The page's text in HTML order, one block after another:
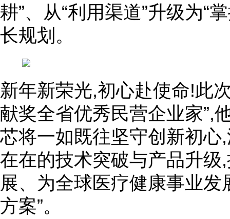
耕”、从“利用渠道”升级为“
长规划。
新年新荣光,初心赴使命!此
献奖全省优秀民营企业家”,
芯将一如既往坚守创新初
在在的技术突破与产品升
展、为全球医疗健康事业发
方案”。